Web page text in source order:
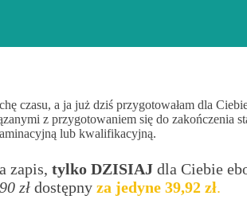
czasu, a ja już dziś przygotowałam dla
z przygotowaniem się do zakończenia
lub kwalifikacyjną.
zapis, tylko DZISIAJ dla Ciebie
zł dostępny za jedyne 39,92 zł.